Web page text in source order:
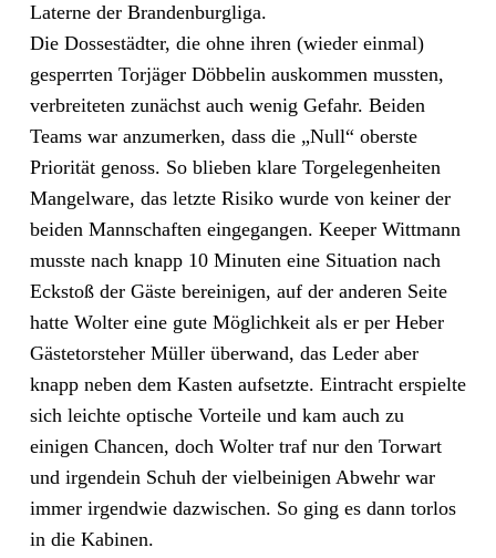
Laterne der Brandenburgliga.
Die Dossestädter, die ohne ihren (wieder einmal)
gesperrten Torjäger Döbbelin auskommen mussten,
verbreiteten zunächst auch wenig Gefahr. Beiden
Teams war anzumerken, dass die „Null“ oberste
Priorität genoss. So blieben klare Torgelegenheiten
Mangelware, das letzte Risiko wurde von keiner der
beiden Mannschaften eingegangen. Keeper Wittmann
musste nach knapp 10 Minuten eine Situation nach
Eckstoß der Gäste bereinigen, auf der anderen Seite
hatte Wolter eine gute Möglichkeit als er per Heber
Gästetorsteher Müller überwand, das Leder aber
knapp neben dem Kasten aufsetzte. Eintracht erspielte
sich leichte optische Vorteile und kam auch zu
einigen Chancen, doch Wolter traf nur den Torwart
und irgendein Schuh der vielbeinigen Abwehr war
immer irgendwie dazwischen. So ging es dann torlos
in die Kabinen.